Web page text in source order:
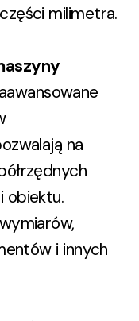
milimetra.
na
obiektu.
i innych